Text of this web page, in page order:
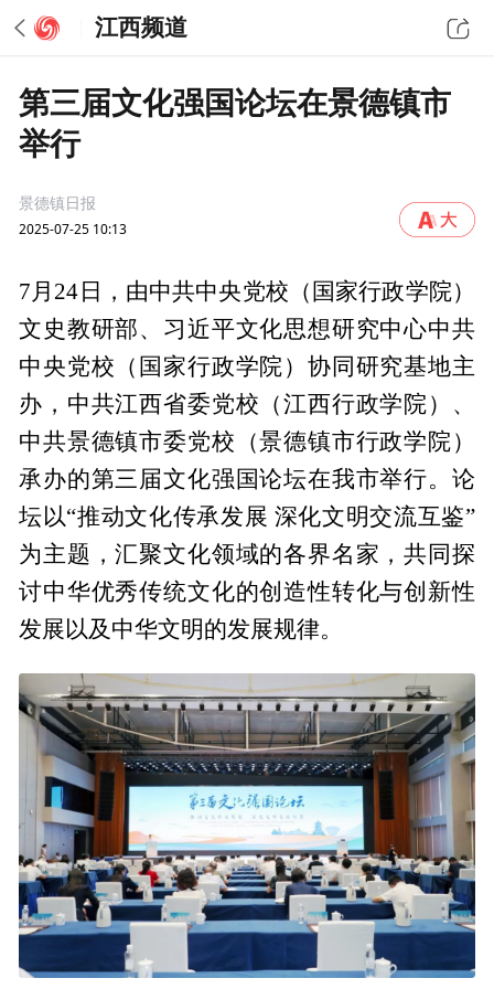
江西频道
第三届文化强国论坛在景德镇市
举行
景德镇日报
2025-07-25 10:13
7月24日，由中共中央党校（国家行政学院）
文史教研部、习近平文化思想研究中心中共
中央党校（国家行政学院）协同研究基地主
办，中共江西省委党校（江西行政学院）、
中共景德镇市委党校（景德镇市行政学院）
承办的第三届文化强国论坛在我市举行。论
坛以“推动文化传承发展 深化文明交流互鉴”
为主题，汇聚文化领域的各界名家，共同探
讨中华优秀传统文化的创造性转化与创新性
发展以及中华文明的发展规律。